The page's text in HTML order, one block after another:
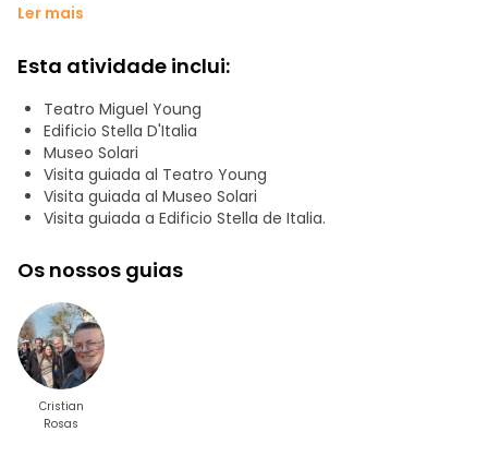
A Plaza Constitución espera por si com o seu encanto
história numa visita cativante. E não podemos esquecer o
Museu Solari, onde uma visita guiada revelará os seus
tesouros escondidos. Participe desta experiência
enriquecedora e descubra o legado de Fray Bentos a cada
passo do caminho.
Ler mais
Esta atividade inclui:
Teatro Miguel Young
Edificio Stella D'Italia
Museo Solari
Visita guiada al Teatro Young
Visita guiada al Museo Solari
Visita guiada a Edificio Stella de Italia.
Os nossos guias
Cristian
Rosas